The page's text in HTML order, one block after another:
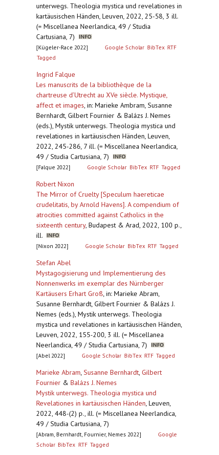
unterwegs. Theologia mystica und revelationes in
kartäusischen Händen, Leuven, 2022, 25-58, 3 ill.
(= Miscellanea Neerlandica, 49 / Studia
Cartusiana, 7)
[Kügeler-Race 2022] Google Scholar BibTex RTF
Tagged
Ingrid Falque
Les manuscrits de la bibliothèque de la
chartreuse d’Utrecht au XVe siècle. Mystique,
affect et images, in: Marieke Ambram, Susanne
Bernhardt, Gilbert Fournier & Balázs J. Nemes
(eds.), Mystik unterwegs. Theologia mystica und
revelationes in kartäusischen Händen, Leuven,
2022, 245-286, 7 ill. (= Miscellanea Neerlandica,
49 / Studia Cartusiana, 7)
[Falque 2022] Google Scholar BibTex RTF Tagged
Robert Nixon
The Mirror of Cruelty [Speculum haereticae
crudelitatis, by Arnold Havens]. A compendium of
atrocities committed against Catholics in the
sixteenth century, Budapest & Arad, 2022, 100 p.,
ill.
[Nixon 2022] Google Scholar BibTex RTF Tagged
Stefan Abel
Mystagogisierung und Implementierung des
Nonnenwerks im exemplar des Nürnberger
Kartäusers Erhart Groß, in: Marieke Abram,
Susanne Bernhardt, Gilbert Fournier & Balázs J.
Nemes (eds.), Mystik unterwegs. Theologia
mystica und revelationes in kartäusischen Händen,
Leuven, 2022, 155-200, 3 ill. (= Miscellanea
Neerlandica, 49 / Studia Cartusiana, 7)
[Abel 2022] Google Scholar BibTex RTF Tagged
Marieke Abram, Susanne Bernhardt, Gilbert
Fournier & Balázs J. Nemes
Mystik unterwegs. Theologia mystica und
Revelationes in kartäusischen Händen, Leuven,
2022, 448-(2) p., ill. (= Miscellanea Neerlandica,
49 / Studia Cartusiana, 7)
[Abram, Bernhardt, Fournier, Nemes 2022]
Google
Scholar BibTex RTF Tagged